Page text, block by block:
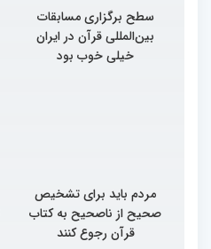
سطح برگزاری مسابقات
بین‌المللی قرآن در ایران
خیلی خوب بود
مردم باید برای تشخیص
صحیح از ناصحیح به کتاب
قرآن رجوع کنند